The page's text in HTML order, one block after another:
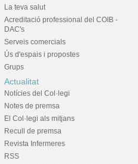
La teva salut
Acreditació professional del COIB -
DAC's
Serveis comercials
Ús d'espais i propostes
Grups
Actualitat
Notícies del Col·legi
Notes de premsa
El Col·legi als mitjans
Recull de premsa
Revista Infermeres
RSS